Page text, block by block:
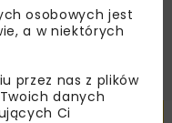
ZAPISZ MNIE
osobowych jest
a w niektórych
przez nas z plików
danych
Ci